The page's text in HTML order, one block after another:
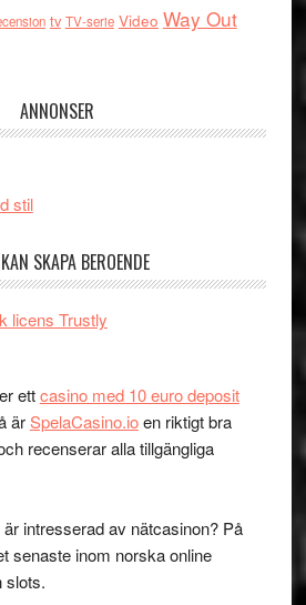
tv TV-serie Video Way Out
ANNONSER
stil
SKAPA BEROENDE
ettcasino med 10 euro deposit
ärSpelaCasino.ioen riktigt bra
recenserar alla tillgängliga
intresserad av nätcasinon? På
senaste inom norska online
slots.